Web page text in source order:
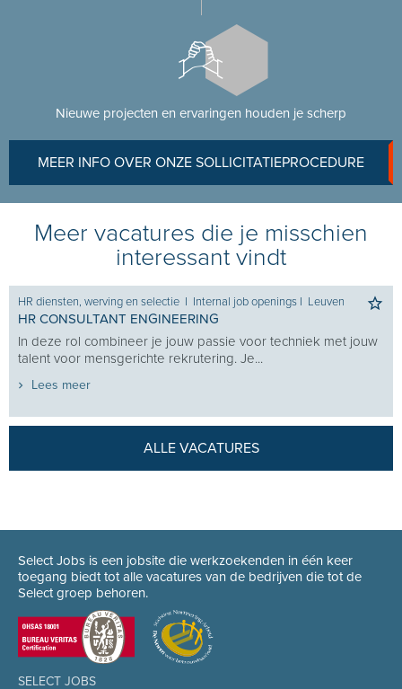
Nieuwe projecten en ervaringen houden je scherp
MEER INFO OVER ONZE SOLLICITATIEPROCEDURE
Meer vacatures die je misschien
interessant vindt
HR diensten, werving en selectie I Internal job openings I Leuven
HR CONSULTANT ENGINEERING
In deze rol combineer je jouw passie voor techniek met jouw
talent voor mensgerichte rekrutering. Je...
Lees meer
ALLE VACATURES
Select Jobs is een jobsite die werkzoekenden in één keer
toegang biedt tot alle vacatures van de bedrijven die tot de
Select groep behoren.
SELECT JOBS